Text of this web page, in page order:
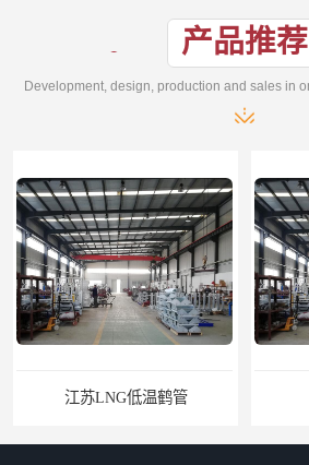
产品推荐
江苏LNG低温鹤管